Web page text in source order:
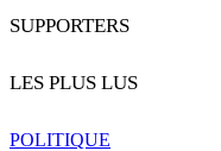
SUPPORTERS
LES PLUS LUS
POLITIQUE